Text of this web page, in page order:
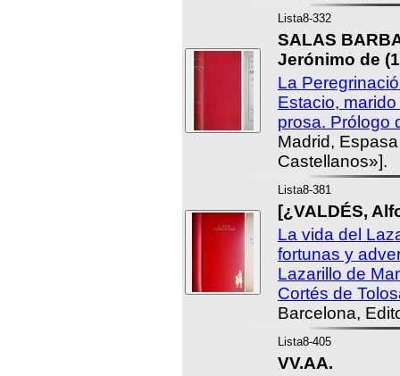
Lista8-332
SALAS
Jerónimo de
La
Estacio,
prosa. Prólogo
Madrid,
Castellanos»].
Lista8-381
[¿VALDÉS,
La vida del
fortunas y
Lazarillo de
Cortés de
Barcelona,
Lista8-405
VV.AA.